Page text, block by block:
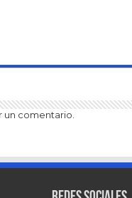
un comentario.